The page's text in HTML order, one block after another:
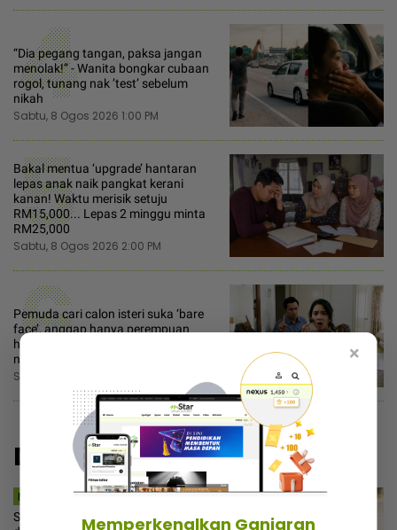
4
“Dia pegang tangan, paksa jangan
menolak!” - Wanita bongkar cubaan
rogol, tunang nak ’test’ sebelum
nikah
Sabtu, 8 Ogos 2026 1:00 PM
5
Bakal mentua ‘upgrade’ hantaran
lepas anak naik pangkat kerani
kanan! Waktu merisik setuju
RM15,000... Lepas 2 minggu minta
RM25,000
Sabtu, 8 Ogos 2026 2:00 PM
6
Pemuda cari calon isteri suka ‘bare
face’, anggap hanya perempuan
hodoh perlukan mekap untuk
nampak cantik
Sabtu, 8 Ogos 2026 12:00 PM
Disyorkan
MSTAR | SEMASA
Shah cari Firdaus Wong… Tak tahan
×
Memperkenalkan Ganjaran